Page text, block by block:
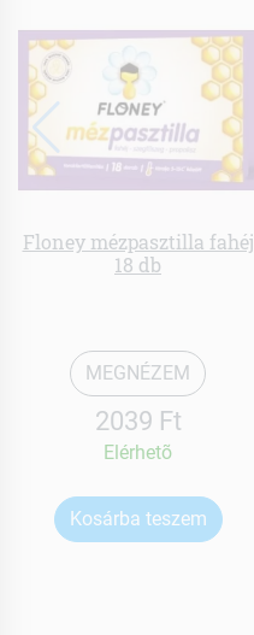
Floney mézpasztilla fahéj
18 db
MEGNÉZEM
2039 Ft
Elérhetõ
Kosárba teszem